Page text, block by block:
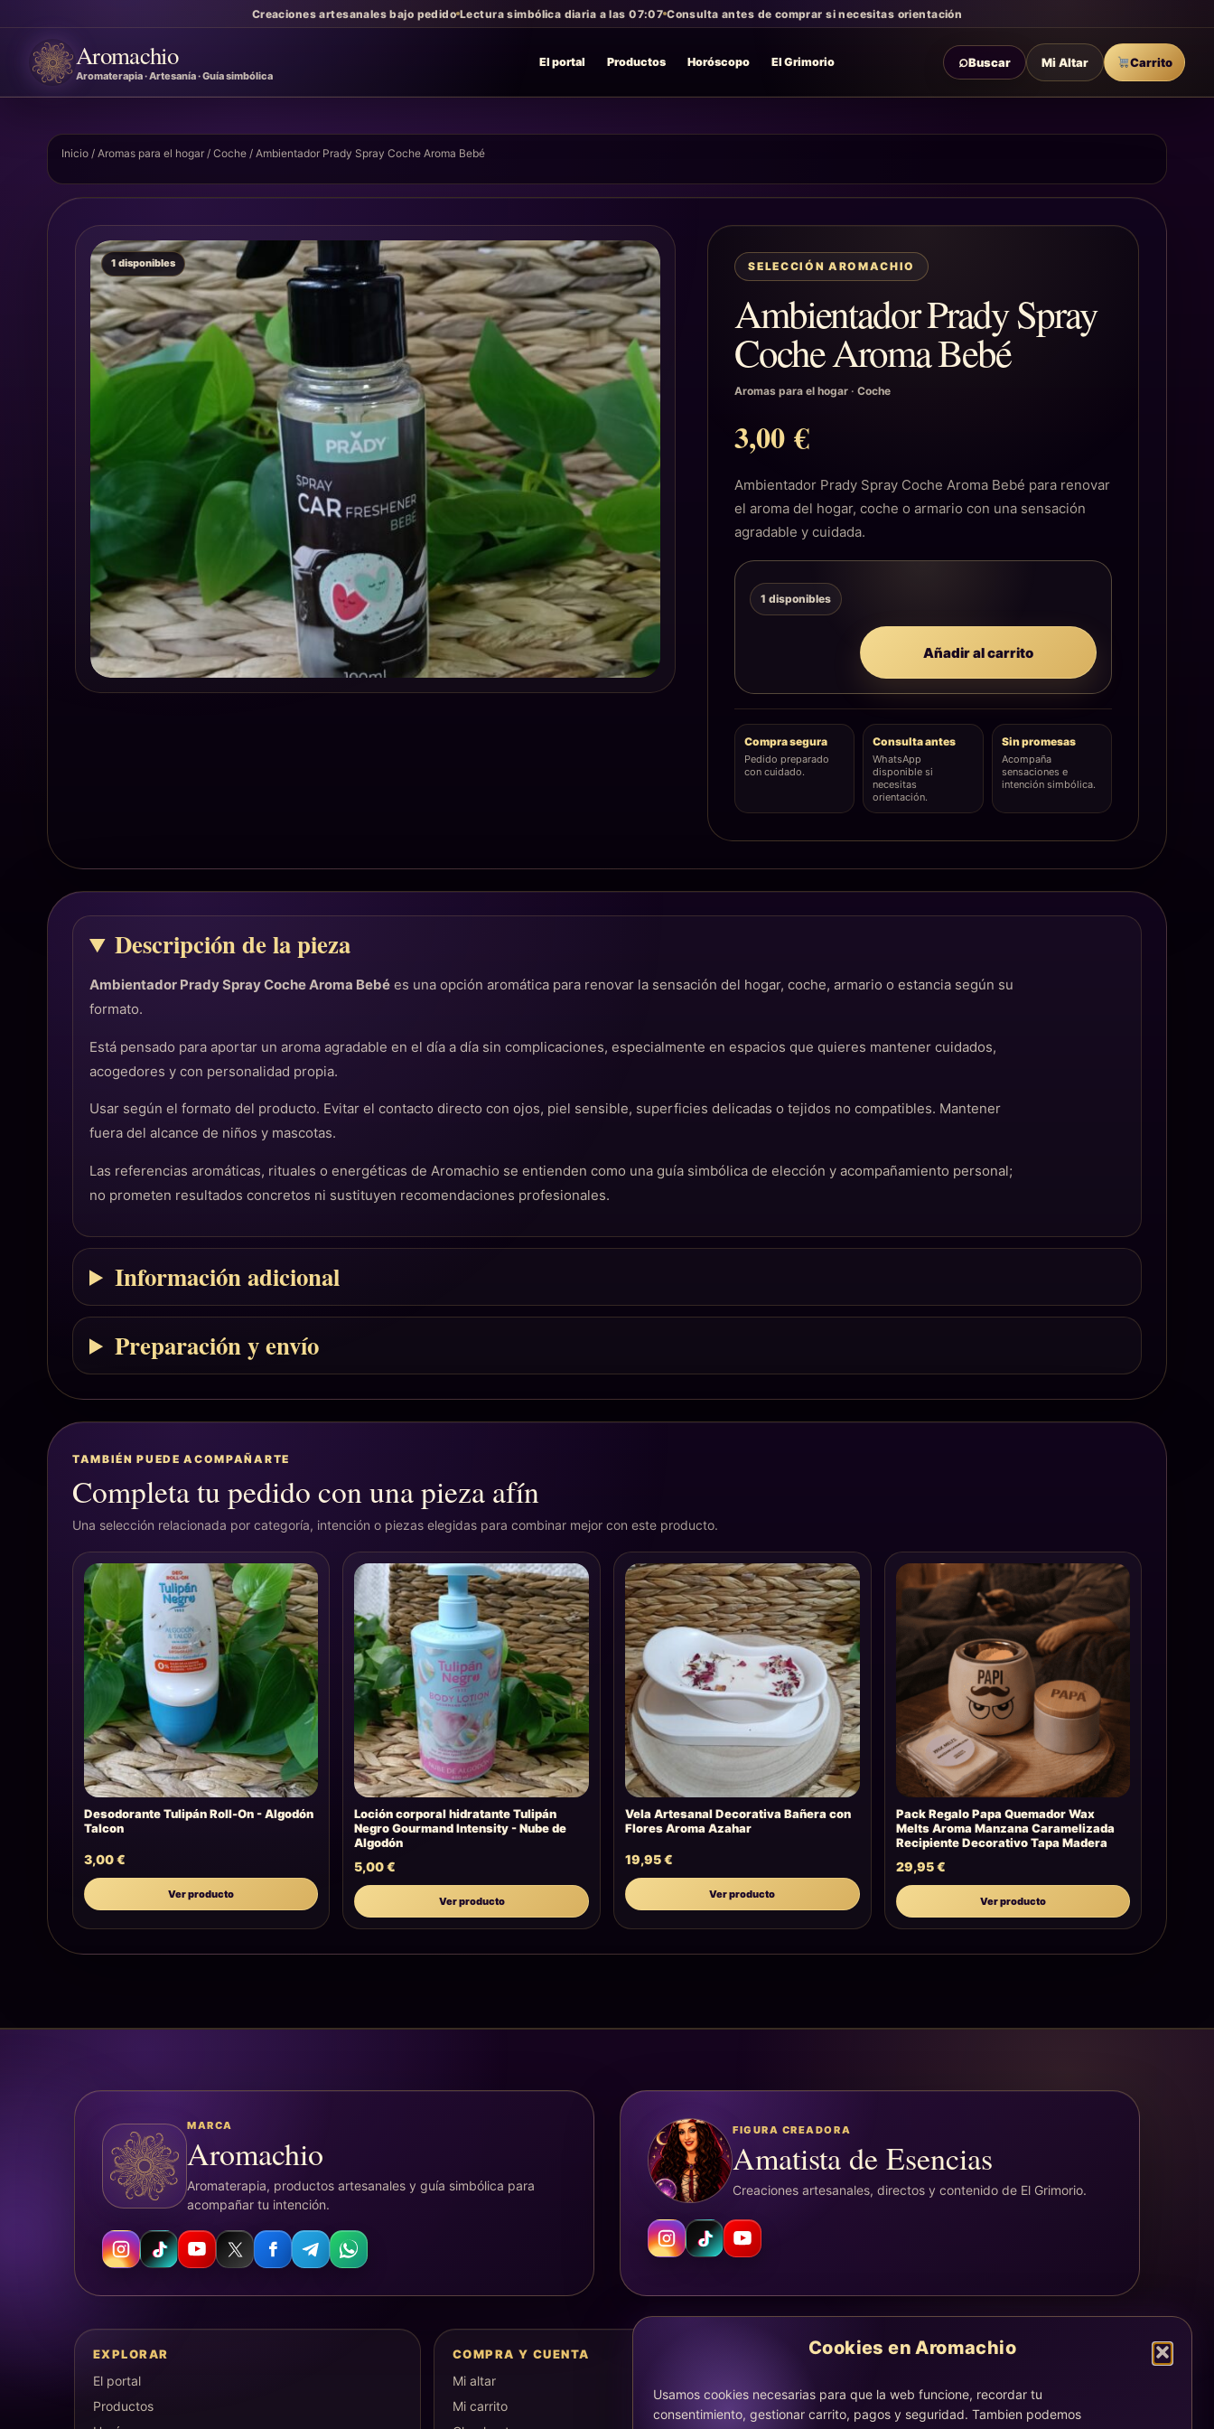
Cookies en Aromachio
Usamos cookies necesarias para que la web funcione, recordar tu
consentimiento, gestionar carrito, pagos y seguridad. Tambien podemos
Creaciones artesanales bajo pedido Lectura simbólica diaria a las 07:07 Consulta antes de comprar si necesitas orientación
Aromachio
Aromaterapia · Artesanía · Guía simbólica
El portal Productos Horóscopo El Grimorio ⌕Buscar Mi Altar Carrito
Inicio / Aromas para el hogar / Coche / Ambientador Prady Spray Coche Aroma Bebé
1 disponibles SELECCIÓN AROMACHIO
Ambientador Prady Spray
Coche Aroma Bebé
Aromas para el hogar ·Coche
3,00€
Ambientador Prady Spray Coche Aroma Bebé para renovar
el aroma del hogar, coche o armario con una sensación
agradable y cuidada.
1 disponibles
Añadir al carrito
Compra segura
Pedido preparado
con cuidado.
Consulta antes
WhatsApp
disponible si
necesitas
orientación.
Sin promesas
Acompaña
sensaciones e
intención simbólica.
Descripción de la pieza
Ambientador Prady Spray Coche Aroma Bebées una opción aromática para renovar la sensación del hogar, coche, armario o estancia según su
formato.
Está pensado para aportar un aroma agradable en el día a día sin complicaciones, especialmente en espacios que quieres mantener cuidados,
acogedores y con personalidad propia.
Usar según el formato del producto. Evitar el contacto directo con ojos, piel sensible, superficies delicadas o tejidos no compatibles. Mantener
fuera del alcance de niños y mascotas.
Las referencias aromáticas, rituales o energéticas de Aromachio se entienden como una guía simbólica de elección y acompañamiento personal;
no prometen resultados concretos ni sustituyen recomendaciones profesionales.
Información adicional
Preparación y envío
TAMBIÉN PUEDE ACOMPAÑARTE
Completa tu pedido con una pieza afín
Una selección relacionada por categoría, intención o piezas elegidas para combinar mejor con este producto.
Desodorante Tulipán Roll-On - Algodón
Talcon
3,00€
Ver producto
Loción corporal hidratante Tulipán
Negro Gourmand Intensity - Nube de
Algodón
5,00€
Ver producto
Vela Artesanal Decorativa Bañera con
Flores Aroma Azahar
19,95€
Ver producto
Pack Regalo Papa Quemador Wax
Melts Aroma Manzana Caramelizada
Recipiente Decorativo Tapa Madera
29,95€
Ver producto
MARCA
Aromachio
Aromaterapia, productos artesanales y guía simbólica para
acompañar tu intención.
FIGURA CREADORA
Amatista de Esencias
Creaciones artesanales, directos y contenido de El Grimorio.
EXPLORAR
El portal
Productos
COMPRA Y CUENTA
Mi altar
Mi carrito
LEGAL
Privacidad